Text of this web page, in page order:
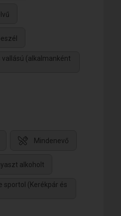
vallású (alkalmanként
Mindenevő
alkoholt
sportol (Kerékpár és